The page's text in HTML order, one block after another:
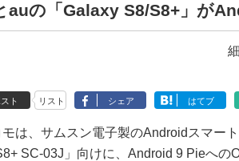
auの「Galaxy S8/S8+」が
ト リスト シェア はてブ
は、サムスン電子製のAndroidスマート
SC-03J」向けに、Android 9 Pieへの